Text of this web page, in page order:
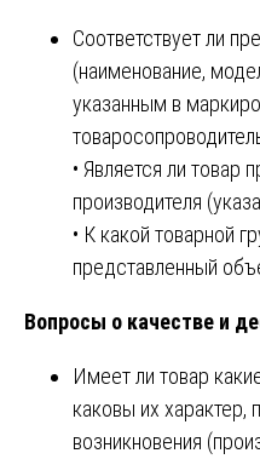
Соответствует ли
(наименование,
указанным в
• Является ли товар
производителя
• К какой товарной
представленный
Вопросы о качестве и
Имеет ли товар
каковы их характер,
возникновения